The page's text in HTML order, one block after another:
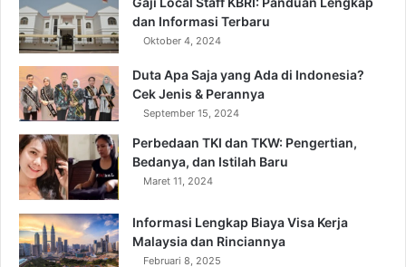
dan Informasi Terbaru
Oktober 4, 2024
Duta Apa Saja yang Ada di Indonesia?
Cek Jenis & Perannya
September 15, 2024
Perbedaan TKI dan TKW: Pengertian,
Bedanya, dan Istilah Baru
Maret 11, 2024
Informasi Lengkap Biaya Visa Kerja
Malaysia dan Rinciannya
Februari 8, 2025